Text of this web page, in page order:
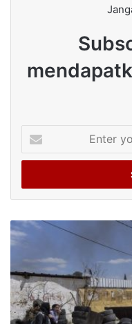
your
Email